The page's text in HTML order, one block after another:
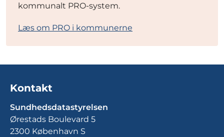
kommunalt PRO-system.
Læs om PRO i kommunerne
Kontakt
Sundhedsdatastyrelsen
Ørestads Boulevard 5
2300 København S